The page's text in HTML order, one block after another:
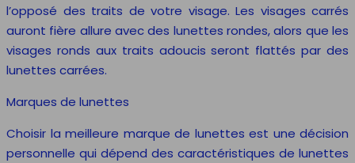
l’opposé des traits de votre visage. Les visages carrés
auront fière allure avec des lunettes rondes, alors que les
visages ronds aux traits adoucis seront flattés par des
lunettes carrées.
Marques de lunettes
Choisir la meilleure marque de lunettes est une décision
personnelle qui dépend des caractéristiques de lunettes